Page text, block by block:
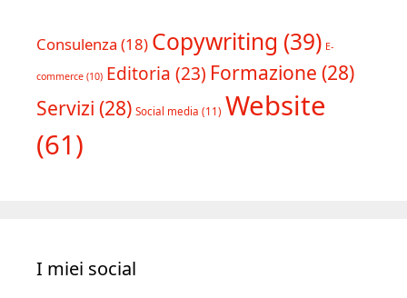
Consulenza (18) Copywriting (39) E-
commerce (10) Editoria (23) Formazione (28)
Servizi (28) Social media (11) Website
(61)
I miei social